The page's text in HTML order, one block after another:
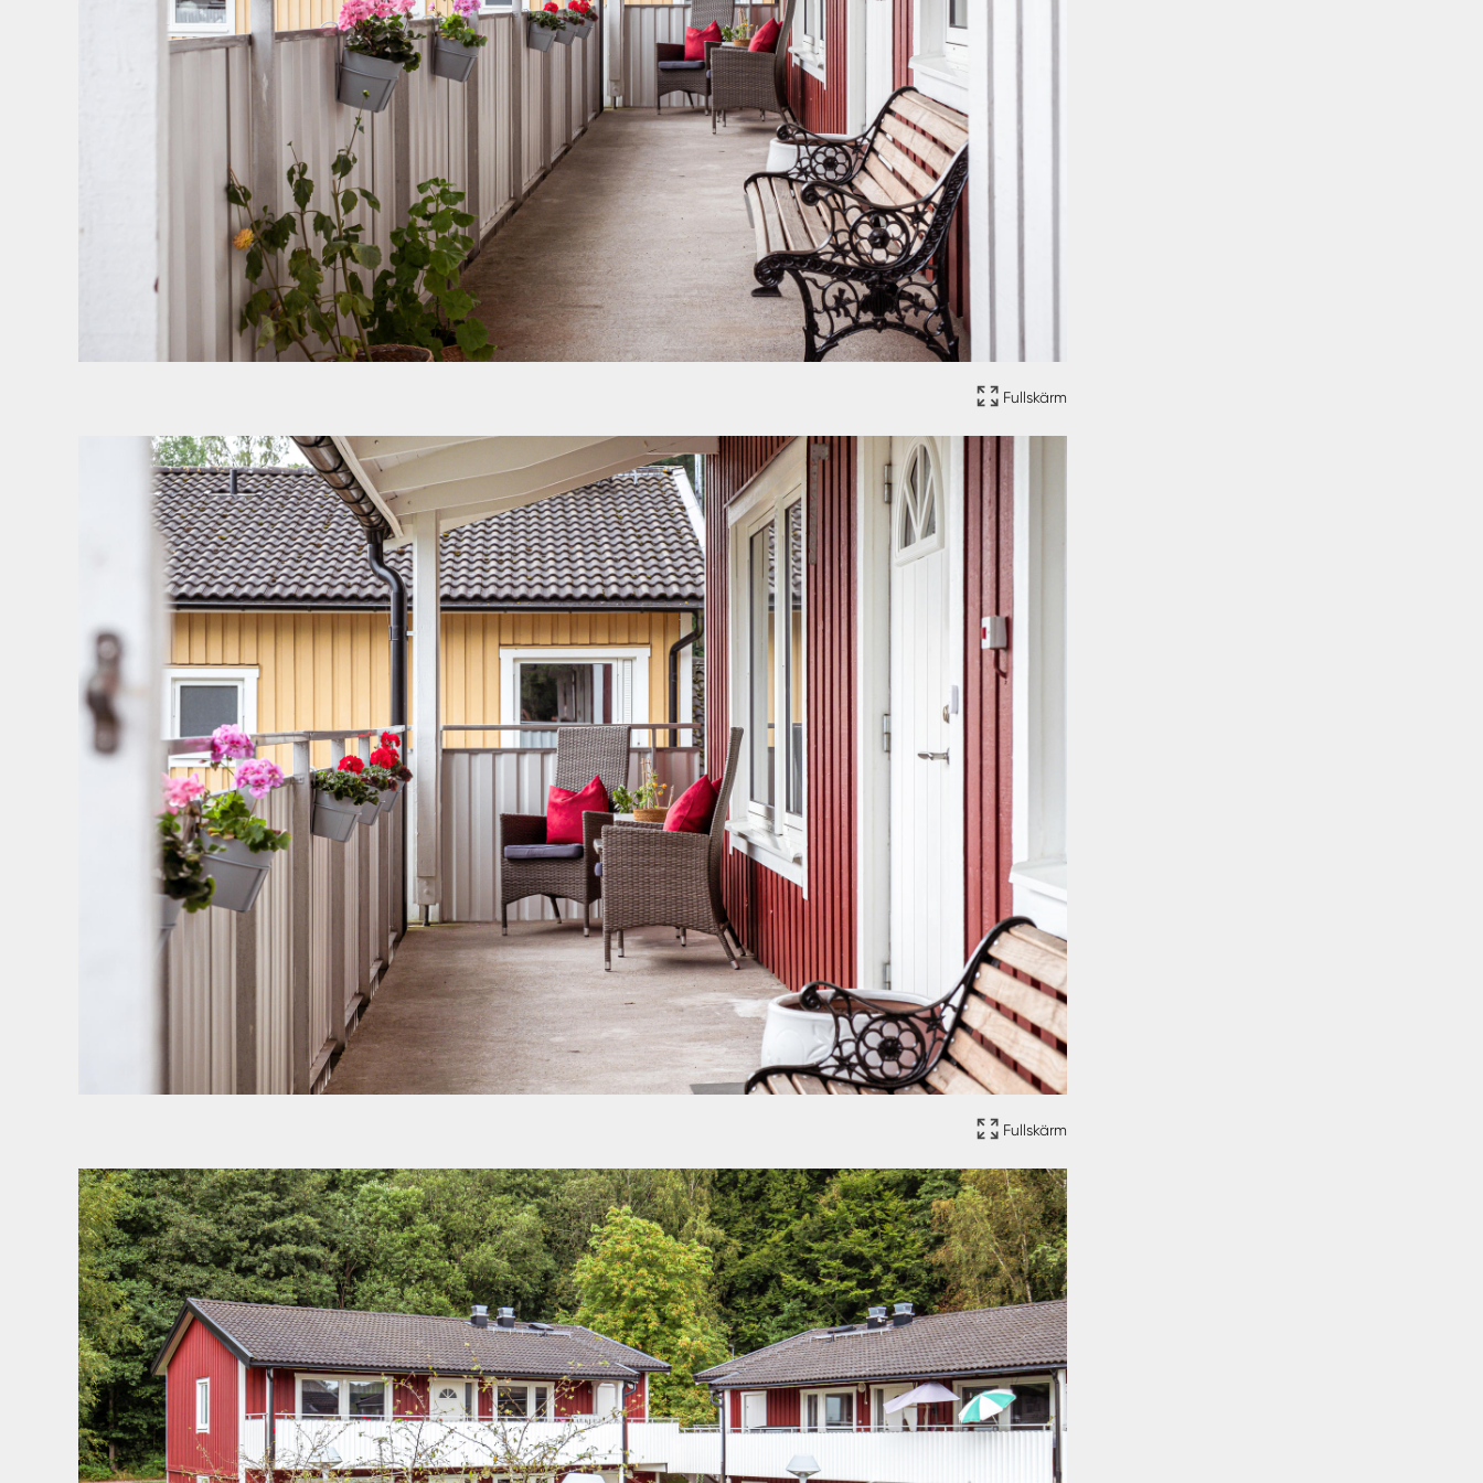
Fullskärm
Fullskärm